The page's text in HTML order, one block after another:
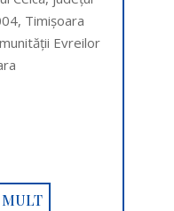
Timișoara
Evreilor